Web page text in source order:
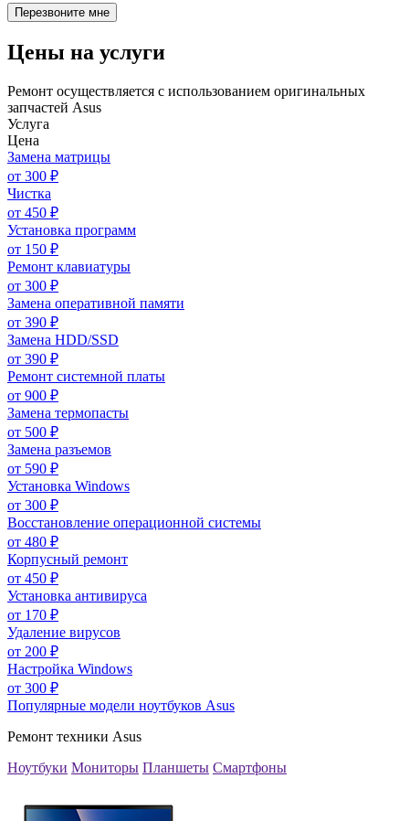
Цены на услуги
Ремонт осуществляется с использованием оригинальных
запчастей Asus
Услуга
Цена
Замена матрицы
от 300 ₽
Чистка
от 450 ₽
Установка программ
от 150 ₽
Ремонт клавиатуры
от 300 ₽
Замена оперативной памяти
от 390 ₽
Замена HDD/SSD
от 390 ₽
Ремонт системной платы
от 900 ₽
Замена термопасты
от 500 ₽
Замена разъемов
от 590 ₽
Установка Windows
от 300 ₽
Восстановление операционной системы
от 480 ₽
Корпусный ремонт
от 450 ₽
Установка антивируса
от 170 ₽
Удаление вирусов
от 200 ₽
Настройка Windows
от 300 ₽
Популярные модели ноутбуков Asus
Ремонт техники Asus
Ноутбуки Мониторы Планшеты Смартфоны